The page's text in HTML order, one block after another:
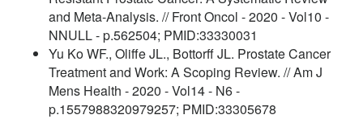
and Meta-Analysis. // Front Oncol - 2020 - Vol10 -
NNULL - p.562504; PMID:33330031
Yu Ko WF., Oliffe JL., Bottorff JL. Prostate Cancer
Treatment and Work: A Scoping Review. // Am J
Mens Health - 2020 - Vol14 - N6 -
p.1557988320979257; PMID:33305678